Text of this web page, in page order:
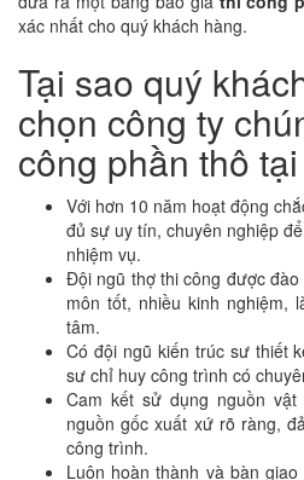
xác nhất cho quý khách hàng.
Tại sao quý
chọn công ty
công phần thô
Với hơn 10 năm hoạt động
đủ sự uy tín, chuyên nghiệp
nhiệm vụ.
Đội ngũ thợ thi công được
môn tốt, nhiều kinh nghiệm,
tâm.
Có đội ngũ kiến trúc sư thiết
sư chỉ huy công trình có
Cam kết sử dụng nguồn
nguồn gốc xuất xứ rõ ràng,
công trình.
Luôn hoàn thành và bàn